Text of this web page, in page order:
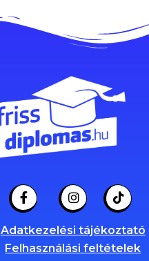
Adatkezelési tájékoztató
Felhasználási feltételek